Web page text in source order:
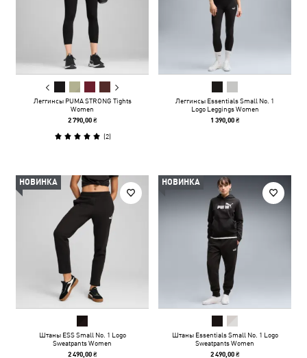
Леггинсы PUMA STRONG Tights
Women
2 790,00 ₴
(2)
Леггинсы Essentials Small No. 1
Logo Leggings Women
1 390,00 ₴
НОВИНКА
Штаны ESS Small No. 1 Logo
Sweatpants Women
2 490,00 ₴
НОВИНКА
Штаны Essentials Small No. 1 Logo
Sweatpants Women
2 490,00 ₴